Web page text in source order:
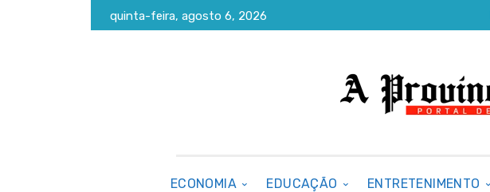
quinta-feira, agosto 6, 2026
ECONOMIA EDUCAÇÃO ENTRETENIMENTO